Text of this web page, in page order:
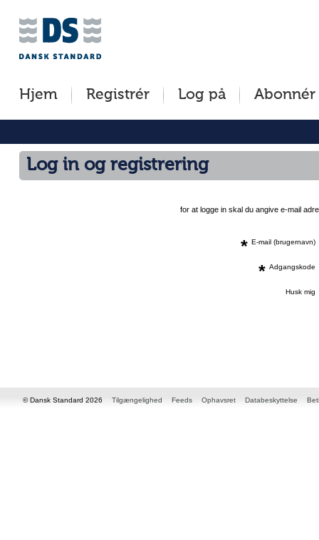
Jump
[s]Hjem Registrér Log på Abonnér
Log in og registrering
for at logge in skal du angive e-mail
* E-mail (brugernavn)
* Adgangskode
Husk mig
© Dansk Standard 2026 Tilgængelighed Feeds Ophavsret Databeskyttelse